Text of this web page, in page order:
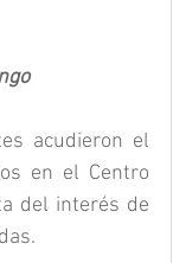
acudieron el
en el Centro
del interés de